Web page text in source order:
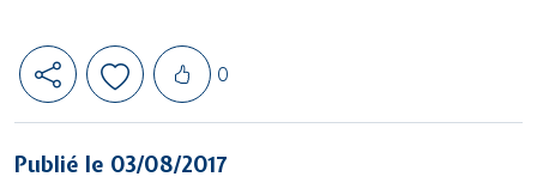
Likes
0
Publié le 03/08/2017